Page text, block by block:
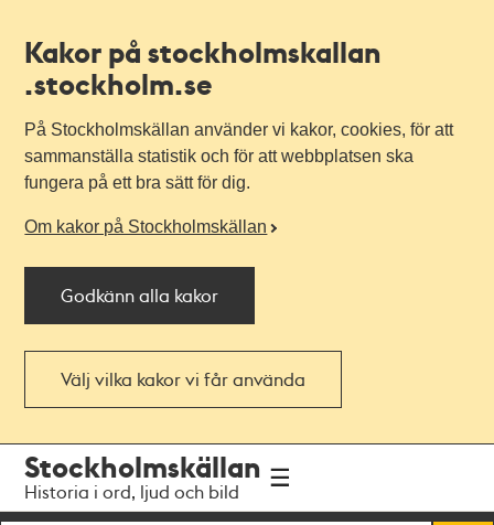
Kakor på stockholmskallan
.stockholm.se
På Stockholmskällan använder vi kakor, cookies, för att
sammanställa statistik och för att webbplatsen ska
fungera på ett bra sätt för dig.
Om kakor på Stockholmskällan
Godkänn alla kakor
Välj vilka kakor vi får använda
navigationen
huvudinnehållet
Stockholmskällan
Historia i ord, ljud och bild